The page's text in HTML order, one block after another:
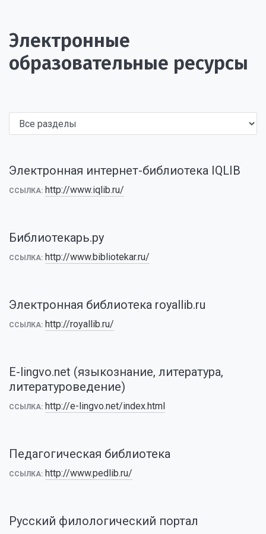
Электронные
образовательные ресурсы
Электронная интернет-библиотека IQLIB
ССЫЛКА: http://www.iqlib.ru/
Библиотекарь.ру
ССЫЛКА: http://www.bibliotekar.ru/
Электронная библиотека royallib.ru
ССЫЛКА: http://royallib.ru/
E-lingvo.net (языкознание, литература,
литературоведение)
ССЫЛКА: http://e-lingvo.net/index.html
Педагогическая библиотека
ССЫЛКА: http://www.pedlib.ru/
Русский филологический портал